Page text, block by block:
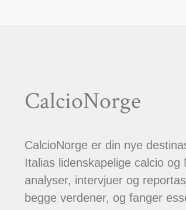
CalcioNorge
CalcioNorge er din nye
Italias lidenskapelige calcio
analyser, intervjuer og
begge verdener, og fanger